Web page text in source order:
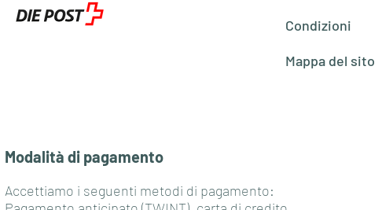
Condizioni
Mappa del sito
Modalità di pagamento
Accettiamo i seguenti metodi di pagamento: